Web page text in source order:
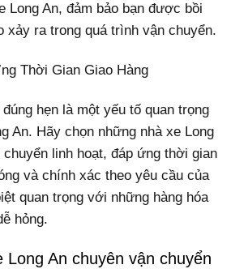
Long An, đảm bảo bạn được bồi
xảy ra trong quá trình vận chuyển.
Thời Gian Giao Hàng
hẹn là một yếu tố quan trọng
An. Hãy chọn những nhà xe Long
linh hoạt, đáp ứng thời gian
và chính xác theo yêu cầu của
quan trọng với những hàng hóa
hỏng.
Long An chuyên vận chuyển